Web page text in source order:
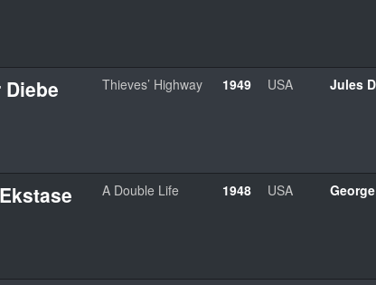
Thieves’ Highway 1949 USA Jules
A Double Life 1948 USA